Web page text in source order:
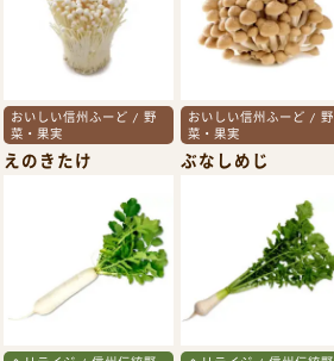
おいしい信州ふーど / 野
菜・果実
えのきたけ
おいしい信州ふーど / 野
菜・果実
ぶなしめじ